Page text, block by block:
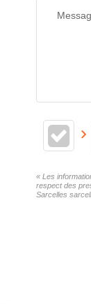
« Les
respect des
Sarcelles